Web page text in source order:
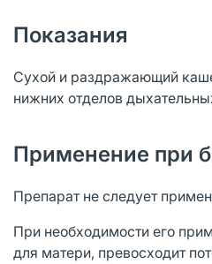
Показания
Сухой и раздражающий
нижних отделов
Применение при
Препарат не следует
При необходимости его
для матери, превосходит